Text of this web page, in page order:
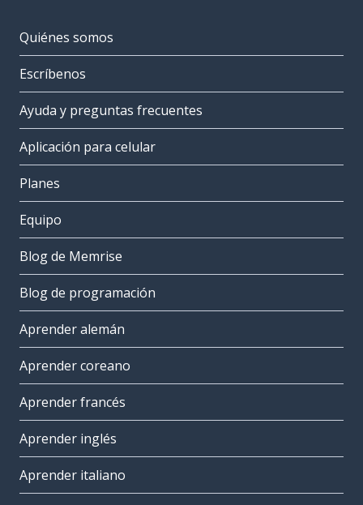
Quiénes somos
Escríbenos
Ayuda y preguntas frecuentes
Aplicación para celular
Planes
Equipo
Blog de Memrise
Blog de programación
Aprender alemán
Aprender coreano
Aprender francés
Aprender inglés
Aprender italiano